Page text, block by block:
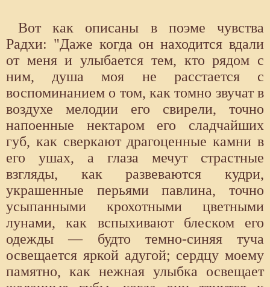
Вот как описаны в поэме чувства
Радхи: "Даже когда он находится вдали
от меня и улыбается тем, кто рядом с
ним, душа моя не расстается с
воспоминанием о том, как томно звучат в
воздухе мелодии его свирели, точно
напоенные нектаром его сладчайших
губ, как сверкают драгоценные камни в
его ушах, а глаза мечут страстные
взгляды, как развеваются кудри,
украшенные перьями павлина, точно
усыпанными крохотными цветными
лунами, как вспыхивают блеском его
одежды — будто темно-синяя туча
освещается яркой адугой; сердцу моему
памятно, как нежная улыбка освещает